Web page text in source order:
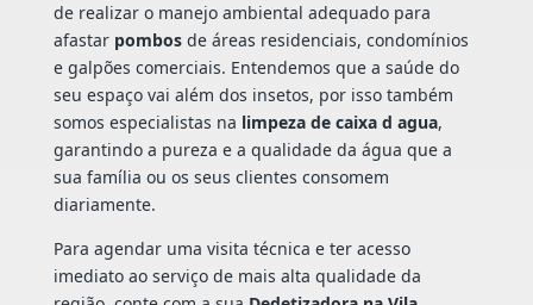
de realizar o manejo ambiental adequado para
afastar pombosde áreas residenciais, condomínios
e galpões comerciais. Entendemos que a saúde do
seu espaço vai além dos insetos, por isso também
somos especialistas na limpeza de caixa d agua,
garantindo a pureza e a qualidade da água que a
sua família ou os seus clientes consomem
diariamente.
Para agendar uma visita técnica e ter acesso
imediato ao serviço de mais alta qualidade da